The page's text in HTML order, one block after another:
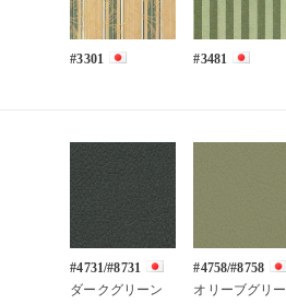
#3301 #3481
#4731/#8731
ダークグリーン
#4758/#8758
オリーブグリー